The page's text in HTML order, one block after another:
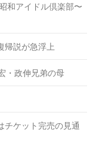
和アイドル倶楽部〜
帰説が急浮上
・政伸兄弟の母
チケット完売の見通